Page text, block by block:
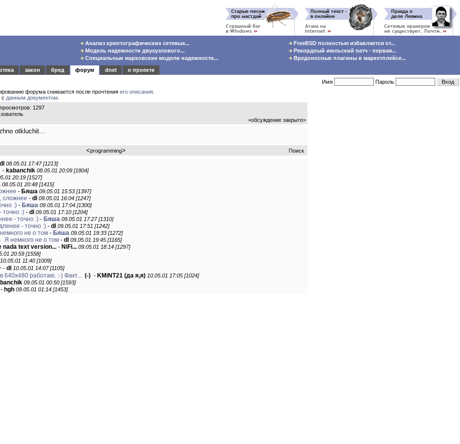
Анализ криптографических сетевых...
Модель надежности двухузлового...
Специальные марковские модели надежности...
FreeBSD полностью избавляется от...
Рекордный июльский патч - первая...
Вредоносные плагины в маркетплейсе...
закон бред форум dnet
о проекте
Имя Пароль
форума снимается после прочтения его описания
с данным документом
1297
<обсуждение закрыто>
otkluchit...
<programming> Поиск
dl 08.05.01 17:47 [1213]
- kabanchik 08.05.01 20:09 [1804]
20:19 [1527]
08.05.01 20:48 [1415]
- Бяша 09.05.01 15:53 [1397]
сложнее - dl 09.05.01 16:04 [1247]
:) - Бяша 09.05.01 17:04 [1300]
точно :) - dl 09.05.01 17:10 [1204]
- точно :) - Бяша 09.05.01 17:27 [1310]
- точно :) - dl 09.05.01 17:51 [1242]
не о том - Бяша 09.05.01 19:33 [1272]
Я немного не о том - dl 09.05.01 19:45 [1165]
nada text version... - NiFi... 09.05.01 18:14 [1297]
20:59 [1558]
10.05.01 11:40 [1009]
- dl 10.05.01 14:07 [1105]
640х480 работаю. :-) Факт... (-) - KMiNT21 (да я,я) 10.05.01 17:05 [1024]
09.05.01 00:50 [1593]
- hgh 09.05.01 01:14 [1453]